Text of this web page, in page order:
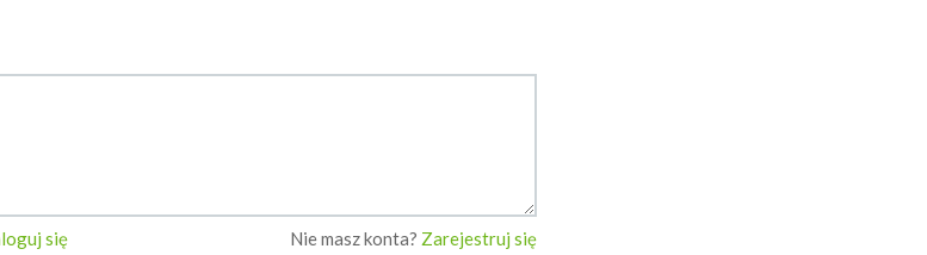
się Nie masz konta? Zarejestruj się